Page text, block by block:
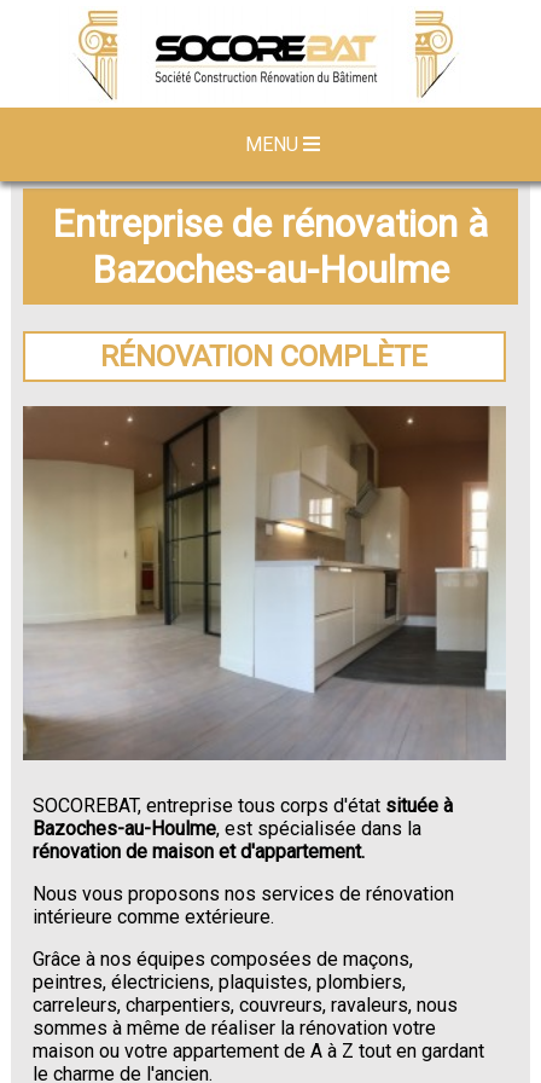
MENU
Entreprise de rénovation à
Bazoches-au-Houlme
RÉNOVATION COMPLÈTE
SOCOREBAT, entreprise tous corps d'état située à
Bazoches-au-Houlme, est spécialisée dans la
rénovation de maison et d'appartement.
Nous vous proposons nos services de rénovation
intérieure comme extérieure.
Grâce à nos équipes composées de maçons,
peintres, électriciens, plaquistes, plombiers,
carreleurs, charpentiers, couvreurs, ravaleurs, nous
sommes à même de réaliser la rénovation votre
maison ou votre appartement de A à Z tout en gardant
le charme de l'ancien.